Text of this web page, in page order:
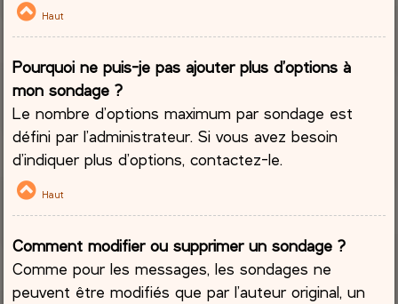
Haut
Pourquoi ne puis-je pas ajouter plus d’options à
mon sondage ?
Le nombre d’options maximum par sondage est
défini par l’administrateur. Si vous avez besoin
d’indiquer plus d’options, contactez-le.
Haut
Comment modifier ou supprimer un sondage ?
Comme pour les messages, les sondages ne
peuvent être modifiés que par l’auteur original, un